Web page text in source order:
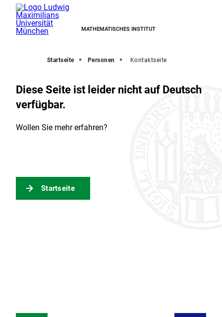
MATHEMATISCHES INSTITUT
Startseite Personen Kontaktseite
Diese Seite ist leider nicht auf Deutsch
verfügbar.
Wollen Sie mehr erfahren?
Startseite